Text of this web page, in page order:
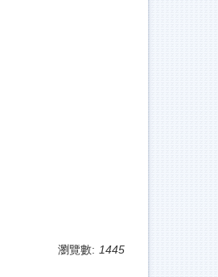
瀏覽數: 1445